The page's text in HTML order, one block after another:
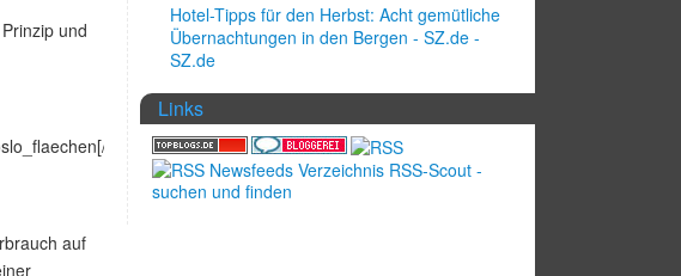
und
asa_collection]
auf
Hotel-Tipps für den Herbst: Acht gemütliche
Übernachtungen in den Bergen - SZ.de -
SZ.de
Links